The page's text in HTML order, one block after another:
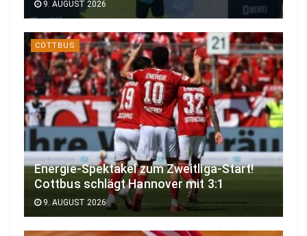
9. AUGUST 2026
COTTBUS
Energie-Spektakel zum Zweitliga-Start!
Cottbus schlägt Hannover mit 3:1
9. AUGUST 2026